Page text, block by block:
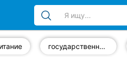
государственные ДОУ